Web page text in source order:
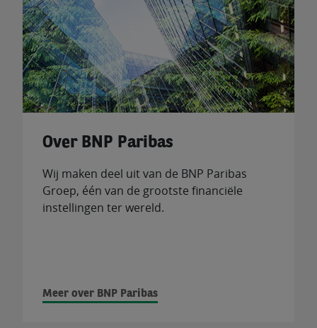
Over BNP Paribas
Wij maken deel uit van de BNP Paribas
Groep, één van de grootste financiële
instellingen ter wereld.
Meer over BNP Paribas